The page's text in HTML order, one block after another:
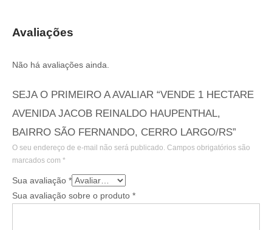
Avaliações
Não há avaliações ainda.
SEJA O PRIMEIRO A AVALIAR “VENDE 1 HECTARE
AVENIDA JACOB REINALDO HAUPENTHAL,
BAIRRO SÃO FERNANDO, CERRO LARGO/RS”
O seu endereço de e-mail não será publicado. Campos obrigatórios são
marcados com *
Sua avaliação *
Sua avaliação sobre o produto *